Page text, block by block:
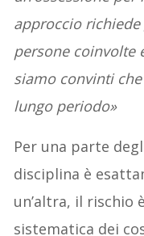
approccio
persone coinvolte
siamo convinti
lungo periodo»
Per una parte
disciplina è
un’altra, il rischio
sistematica dei